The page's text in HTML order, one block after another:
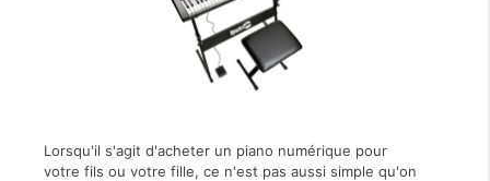
Lorsqu'il s'agit d'acheter un piano numérique pour
votre fils ou votre fille, ce n'est pas aussi simple qu'on